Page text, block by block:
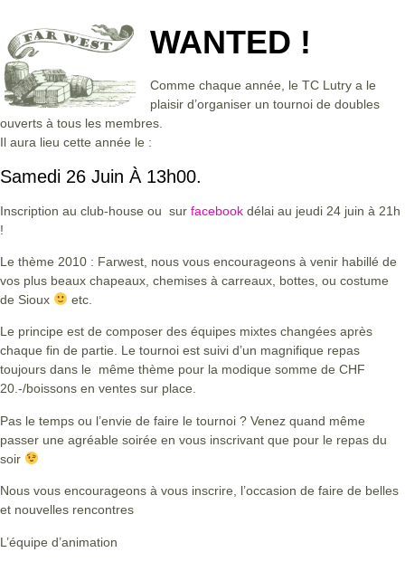
WANTED !
Comme chaque année, le TC Lutry a le
plaisir d’organiser un tournoi de doubles
ouverts à tous les membres.
Il aura lieu cette année le :
Samedi 26 Juin À 13h00.
Inscription au club-house ou sur facebook délai au jeudi 24 juin à 21h
!
Le thème 2010 : Farwest, nous vous encourageons à venir habillé de
vos plus beaux chapeaux, chemises à carreaux, bottes, ou costume
de Sioux
etc.
Le principe est de composer des équipes mixtes changées après
chaque fin de partie. Le tournoi est suivi d’un magnifique repas
toujours dans le même thème pour la modique somme de CHF
20.-/boissons en ventes sur place.
Pas le temps ou l’envie de faire le tournoi ? Venez quand même
passer une agréable soirée en vous inscrivant que pour le repas du
soir
Nous vous encourageons à vous inscrire, l’occasion de faire de belles
et nouvelles rencontres
L’équipe d’animation